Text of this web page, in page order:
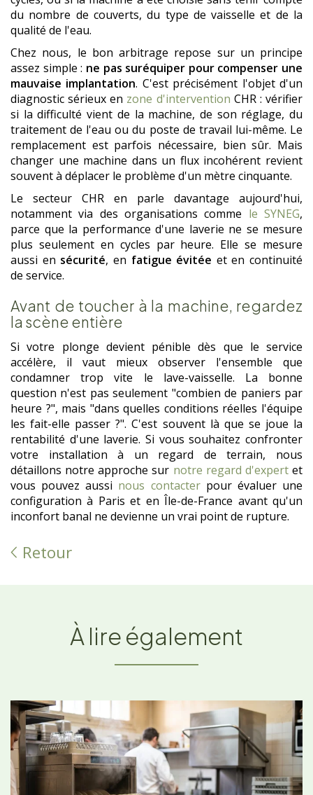
du nombre de couverts, du type de vaisselle et de la
qualité de l'eau.
Chez nous, le bon arbitrage repose sur un principe
assez simple : ne pas suréquiper pour compenser une
mauvaise implantation. C'est précisément l'objet d'un
diagnostic sérieux en zone d'intervention CHR : vérifier
si la difficulté vient de la machine, de son réglage, du
traitement de l'eau ou du poste de travail lui-même. Le
remplacement est parfois nécessaire, bien sûr. Mais
changer une machine dans un flux incohérent revient
souvent à déplacer le problème d'un mètre cinquante.
Le secteur CHR en parle davantage aujourd'hui,
notamment via des organisations comme le SYNEG,
parce que la performance d'une laverie ne se mesure
plus seulement en cycles par heure. Elle se mesure
aussi en sécurité, en fatigue évitée et en continuité
de service.
Avant de toucher à la machine, regardez
la scène entière
Si votre plonge devient pénible dès que le service
accélère, il vaut mieux observer l'ensemble que
condamner trop vite le lave-vaisselle. La bonne
question n'est pas seulement "combien de paniers par
heure ?", mais "dans quelles conditions réelles l'équipe
les fait-elle passer ?". C'est souvent là que se joue la
rentabilité d'une laverie. Si vous souhaitez confronter
votre installation à un regard de terrain, nous
détaillons notre approche sur notre regard d'expertet
vous pouvez aussi nous contacterpour évaluer une
configuration à Paris et en Île-de-France avant qu'un
inconfort banal ne devienne un vrai point de rupture.
Retour
À lire également